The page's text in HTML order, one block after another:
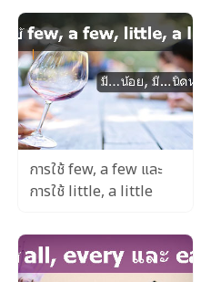
การใช้ few, a few และ
การใช้ little, a little